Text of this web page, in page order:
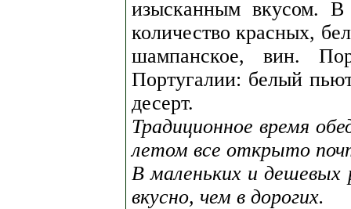
изысканным вкусом. В
количество красных,
шампанское, вин.
Португалии: белый
десерт.
Традиционное время
летом все открыто
В маленьких и дешевых
вкусно, чем в дорогих.